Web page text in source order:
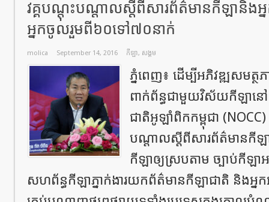
វគ្គបណ្តុះបណ្តាលស្តីពីសារព័ត៌មានកីឡានិងអ្
អ្នកចូលរួមពី៦០ទៅ៧០នាក់
molica September 14, 2016 កីឡា, សង្គម
ភ្នំពេញ៖ ដើម្បីអភិវឌ្ឍសមត្ថ
ពាក់ព័ន្ធជាមួយវិស័យកីឡានៅ
ជាតិអូឡាំពិកកម្ពុជា
បណ្តាលស្តីពីសារព័ត៌មានកីឡ
កីឡាឲ្យស្របតាម ច្បាប់កីឡា
សហព័ន្ធកីឡាភ្នាក់ងារយកព័ត៌មានកីឡាជាតិ និងអ្ន